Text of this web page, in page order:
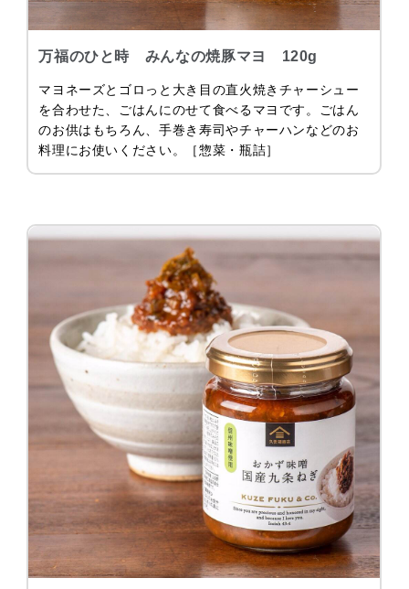
万福のひと時 みんなの焼豚マヨ 120g
マヨネーズとゴロっと大き目の直火焼きチャーシュー
を合わせた、ごはんにのせて食べるマヨです。ごはん
のお供はもちろん、手巻き寿司やチャーハンなどのお
料理にお使いください。［惣菜・瓶詰］